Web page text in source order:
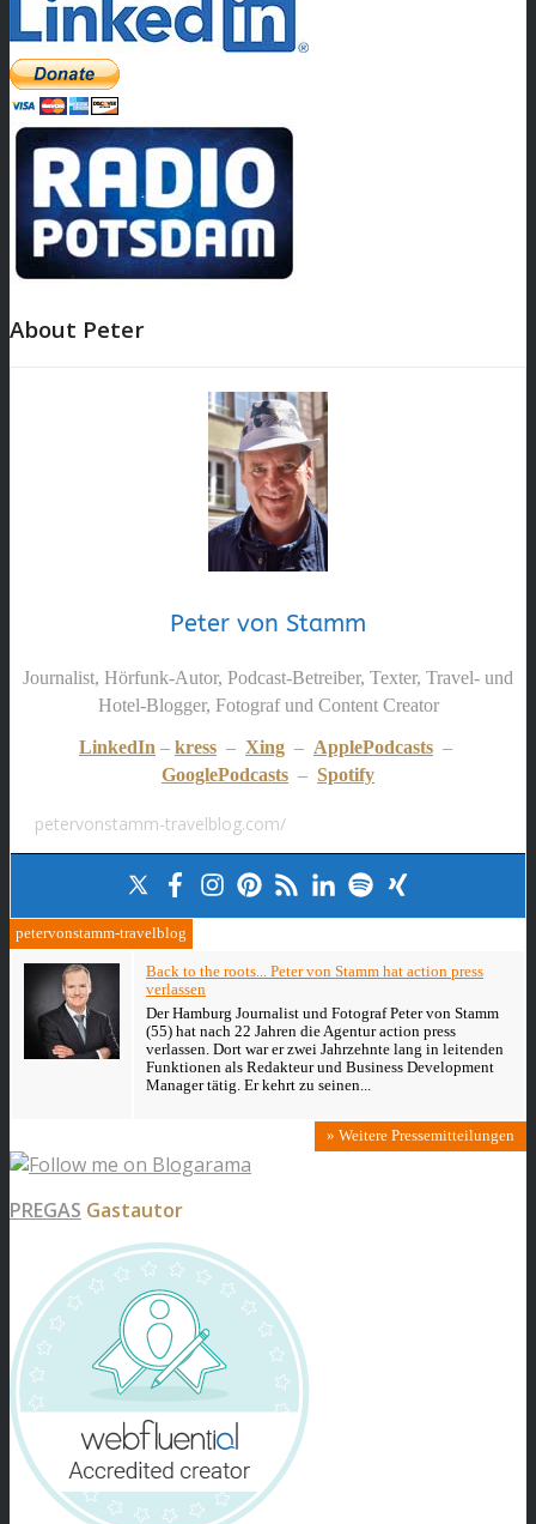
About Peter
Peter von Stamm
Journalist, Hörfunk-Autor, Podcast-Betreiber, Texter, Travel- und
Hotel-Blogger, Fotograf und Content Creator
LinkedIn – kress – Xing – ApplePodcasts –
GooglePodcasts – Spotify
petervonstamm-travelblog.com/
petervonstamm-travelblog
Back to the roots... Peter von Stamm hat action press
verlassen
Der Hamburg Journalist und Fotograf Peter von Stamm
(55) hat nach 22 Jahren die Agentur action press
verlassen. Dort war er zwei Jahrzehnte lang in leitenden
Funktionen als Redakteur und Business Development
Manager tätig. Er kehrt zu seinen...
» Weitere Pressemitteilungen
PREGAS Gastautor